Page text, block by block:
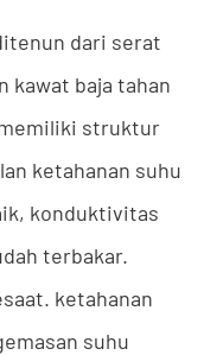
dari serat
baja tahan
struktur
ketahanan suhu
konduktivitas
terbakar.
ketahanan
suhu